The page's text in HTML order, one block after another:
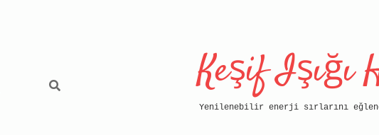
Keşif Işığı
Yenilenebilir enerji sırlarını